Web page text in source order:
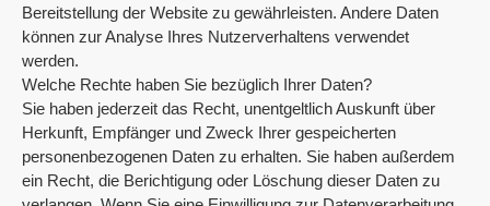
Bereitstellung der Website zu gewährleisten. Andere Daten
können zur Analyse Ihres Nutzerverhaltens verwendet
werden.
Welche Rechte haben Sie bezüglich Ihrer Daten?
Sie haben jederzeit das Recht, unentgeltlich Auskunft über
Herkunft, Empfänger und Zweck Ihrer gespeicherten
personenbezogenen Daten zu erhalten. Sie haben außerdem
ein Recht, die Berichtigung oder Löschung dieser Daten zu